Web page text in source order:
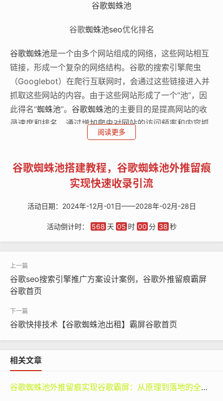
谷歌蜘蛛池
谷歌蜘蛛池seo优化排名
谷歌蜘蛛池是一个由多个网站组成的网络，这些网站相互
链接，形成一个复杂的网络结构。谷歌的搜索引擎爬虫
（Googlebot）在爬行互联网时，会通过这些链接进入并
抓取这些网站的内容。由于这些网站形成了一个“池”，因
此得名“蜘蛛池”。 谷歌蜘蛛池的主要目的是提高网站的收
录速度和排名，通过增加爬虫对网站的访问频率和内容抓
取量，从而提升网站在搜索引擎中的权重和可见性。
二、谷歌蜘蛛池 的搭建教程
1. 准备工作
‌选择合适的服务器‌：为了保证蜘蛛池中网页的质量和权
蛛池部署在独立的服务器上。
‌购买域名‌：购买一批与目标网站主题相关的域名，数量可
以根据实际情况进行调整。购买的域名应该具有一定的权
重，可以通过查询工具进行筛选。
2. 安装和配置网页生成器
页。网页生成器可以根据实际需求进行定制，例如设置网
页的标题、关键词、描述、内容等。这些生成的网页将成
为蜘蛛池的一部分，用于吸引和引导谷歌爬虫。
阅读更多
谷歌蜘蛛池搭建教程，谷歌蜘蛛池外推留痕
实现快速收录引流
活动日期： 2024年-12月-01日——2028年-02月-28日
活动倒计时： 568 天 05 时 00 分 38 秒
谷歌seo搜索引擎推广方案设计案例，谷歌外推留痕霸屏
谷歌首页
谷歌快排技术【谷歌蜘蛛池出租】霸屏谷歌首页
相关文章
谷歌蜘蛛池外推留痕实现谷歌霸屏：从原理到落地的全路径指南